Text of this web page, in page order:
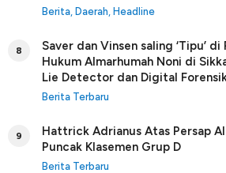
Berita, Daerah, Headline
8
Saver dan Vinsen saling ‘Tipu’
Hukum Almarhumah Noni di
Lie Detector dan Digital
Berita Terbaru
9
Hattrick Adrianus Atas Persap
Puncak Klasemen Grup D
Berita Terbaru